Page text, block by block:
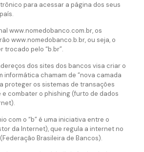
para acessar a página dos seus
www.nomedobanco.com.br, os
www.nomedobanco.b.br, ou seja, o
trocado pelo “b.br”.
dos sites dos bancos visa criar o
informática chamam de “nova camada
proteger os sistemas de transações
combater o phishing (furto de dados
com o “b” é uma iniciativa entre o
da Internet), que regula a internet no
Brasileira de Bancos).